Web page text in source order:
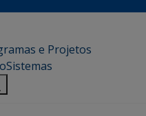
e Projetos
Sistemas